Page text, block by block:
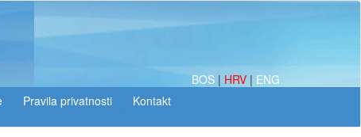
BOS | HRV | ENG